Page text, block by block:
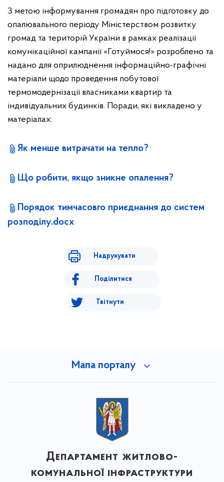
З метою інформування громадян про підготовку до
опалювального періоду Міністерством розвитку
громад та територій України в рамках реалізації
комунікаційної кампанії «Готуймося!» розроблено та
надано для оприлюднення інформаційно-графічні
матеріали щодо проведення побутової
термомодернізації власниками квартир та
індивідуальних будинків. Поради, які викладено у
матеріалах:
Як менше витрачати на тепло?
Що робити, якщо зникне опалення?
Порядок тимчасовго приєднання до систем
розподілу.docx
Надрукувати
Поділитися
Твітнути
Мапа порталу
Департамент житлово-
комунальної інфраструктури